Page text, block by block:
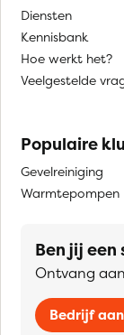
Diensten
Kennisbank
Hoe werkt het?
Veelgestelde
Populaire
Gevelreiniging
Warmtepompen
Ben jij
Ontvang
Bedrijf